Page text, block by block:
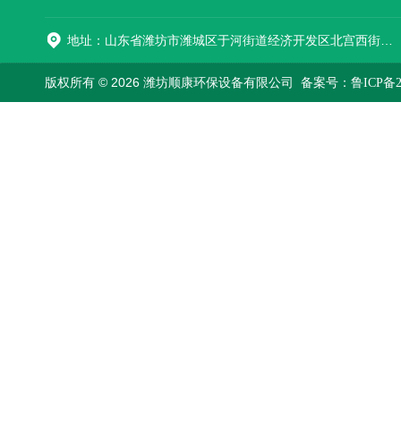
版权所有 © 2026 潍坊顺康环保设备有限公司 备案号：鲁ICP备